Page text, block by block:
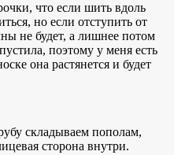
что если шить вдоль
но если отступить от
не будет, а лишнее потом
поэтому у меня есть
она растянется и будет
складываем пополам,
сторона внутри.